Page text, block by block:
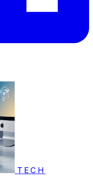
TECH